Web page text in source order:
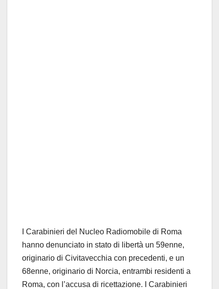
I Carabinieri del Nucleo Radiomobile di Roma
hanno denunciato in stato di libertà un 59enne,
originario di Civitavecchia con precedenti, e un
68enne, originario di Norcia, entrambi residenti a
Roma, con l’accusa di ricettazione. I Carabinieri